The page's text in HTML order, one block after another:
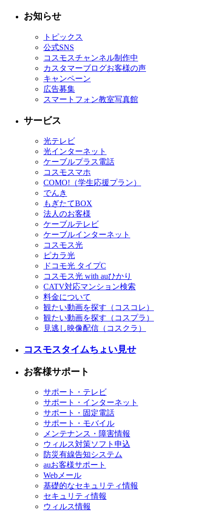
お知らせ
トピックス
公式SNS
コスモスチャンネル制作中
カスタマーブログお客様の声
キャンペーン
広告募集
スマートフォン教室写真館
サービス
光テレビ
光インターネット
ケーブルプラス電話
コスモスマホ
COMO!（学生応援プラン）
でんき
もぎたてBOX
法人のお客様
ケーブルテレビ
ケーブルインターネット
コスモス光
ピカラ光
ドコモ光 タイプC
コスモス光 with auひかり
CATV対応マンション検索
料金について
観たい動画を探す（コスコレ）
観たい動画を探す（コスプラ）
見逃し映像配信（コスクラ）
コスモスタイムちょい見せ
お客様サポート
サポート・テレビ
サポート・インターネット
サポート・固定電話
サポート・モバイル
メンテナンス・障害情報
ウィルス対策ソフト申込
防災有線告知システム
auお客様サポート
Webメール
基礎的なセキュリティ情報
セキュリティ情報
ウィルス情報